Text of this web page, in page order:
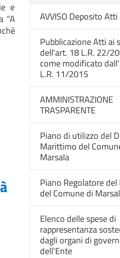
e
"A
AVVISO Deposito Atti
Pubblicazione Atti ai
dell'art. 18 L.R. 22/
come modificato
L.R. 11/2015
AMMINISTRAZIONE
TRASPARENTE
Piano di utilizzo del
Marittimo del
Marsala
Piano Regolatore
del Comune di
Elenco delle spese di
rappresentanza
dagli organi di
dell'Ente